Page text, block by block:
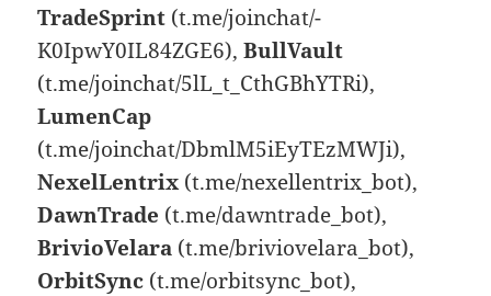
TradeSprint (t.me/joinchat/-
K0IpwY0IL84ZGE6),BullVault
(t.me/joinchat/5lL_t_CthGBhYTRi),
LumenCap
(t.me/joinchat/DbmlM5iEyTEzMWJi),
NexelLentrix(t.me/nexellentrix_bot),
DawnTrade (t.me/dawntrade_bot),
BrivioVelara (t.me/briviovelara_bot),
OrbitSync (t.me/orbitsync_bot),